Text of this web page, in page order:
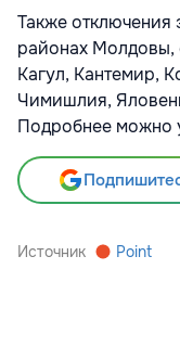
Также отключения
районах Молдовы,
Кагул, Кантемир,
Чимишлия,
Подробнее можно
Источник Point